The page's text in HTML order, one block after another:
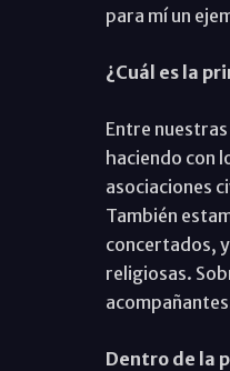
para mí un
¿Cuál es la
Entre
haciendo con
asociaciones
También
concertados,
religiosas.
Dentro de la